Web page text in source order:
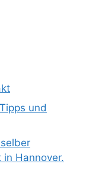
und
Hannover.